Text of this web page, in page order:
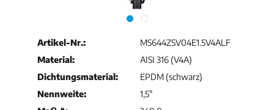
Artikel-Nr.:
MS644ZSV04E1.5V4ALF
Material:
AISI 316 (V4A)
Dichtungsmaterial:
EPDM (schwarz)
Nennweite:
1,5"